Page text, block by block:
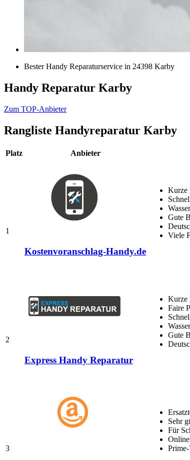
Bester Handy Reparaturservice in 24398 Karby
Handy Reparatur Karby
Zum TOP-Anbieter
Rangliste Handyreparatur Karby
Platz Anbieter
1
Kostenvoranschlag-Handy.de
Kurze
Gute
Viele
2
Express Handy Reparatur
Kurze
Faire
Gute
3
Sehr
Für